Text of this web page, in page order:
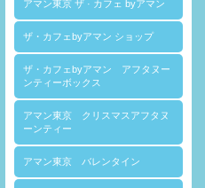
アマン東京 ザ · カフェ byアマン
ザ・カフェbyアマン ショップ
ザ・カフェbyアマン アフタヌー
ンティーボックス
アマン東京 クリスマスアフタヌ
ーンティー
アマン東京 バレンタイン